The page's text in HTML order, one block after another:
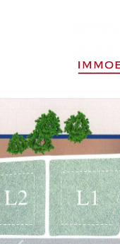
IMMOBILI
SERVIZI
CONTATTI
Contratto
Qualsiasi
Vendita
Affitto